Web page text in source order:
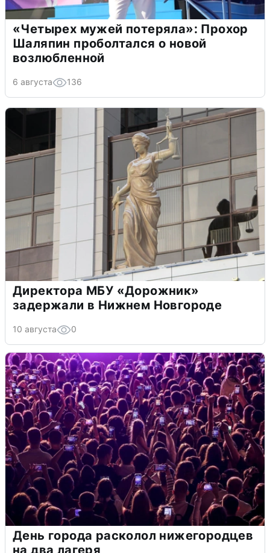
«Четырех мужей потеряла»: Прохор
Шаляпин проболтался о новой
возлюбленной
6 августа 136
Директора МБУ «Дорожник»
задержали в Нижнем Новгороде
10 августа 0
День города расколол нижегородцев
на два лагеря